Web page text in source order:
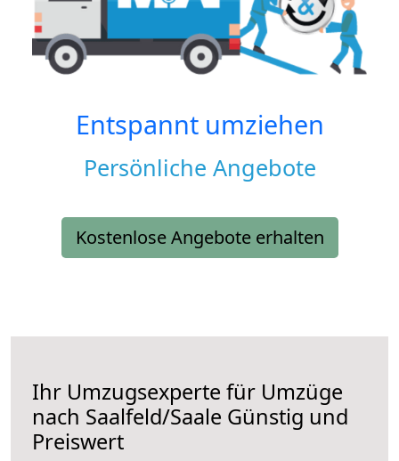
Entspannt umziehen
Persönliche Angebote
Kostenlose Angebote erhalten
Ihr Umzugsexperte für Umzüge
nach Saalfeld/Saale Günstig und
Preiswert